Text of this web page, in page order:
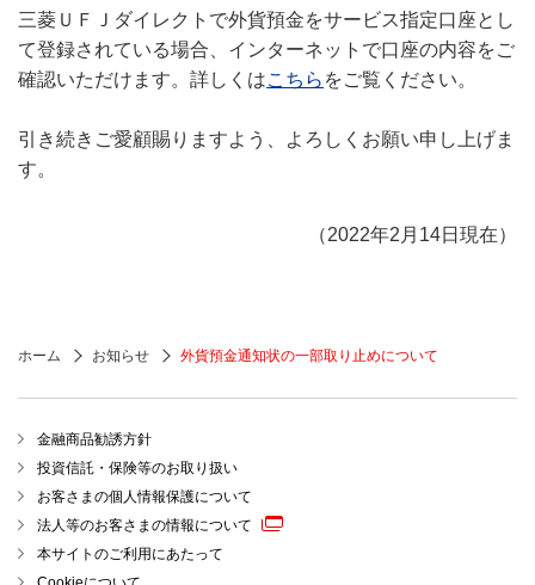
三菱ＵＦＪダイレクトで外貨預金をサービス指定口座とし
て登録されている場合、インターネットで口座の内容をご
確認いただけます。詳しくはこちら をご覧ください。
引き続きご愛顧賜りますよう、よろしくお願い申し上げま
す。
（2022年2月14日現在）
ホーム お知らせ 外貨預金通知状の一部取り止めについて
金融商品勧誘方針
投資信託・保険等のお取り扱い
お客さまの個人情報保護について
法人等のお客さまの情報について
本サイトのご利用にあたって